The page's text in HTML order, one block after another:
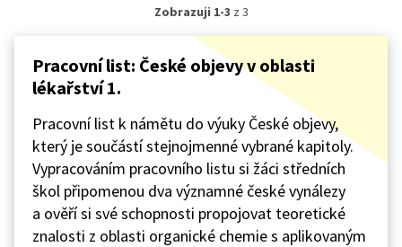
Zobrazuji 1-3 z 3
Pracovní list: České objevy v oblasti
lékařství 1.
Pracovní list k námětu do výuky České objevy,
který je součástí stejnojmenné vybrané kapitoly.
Vypracováním pracovního listu si žáci středních
škol připomenou dva významné české vynálezy
a ověří si své schopnosti propojovat teoretické
znalosti z oblasti organické chemie s aplikovaným